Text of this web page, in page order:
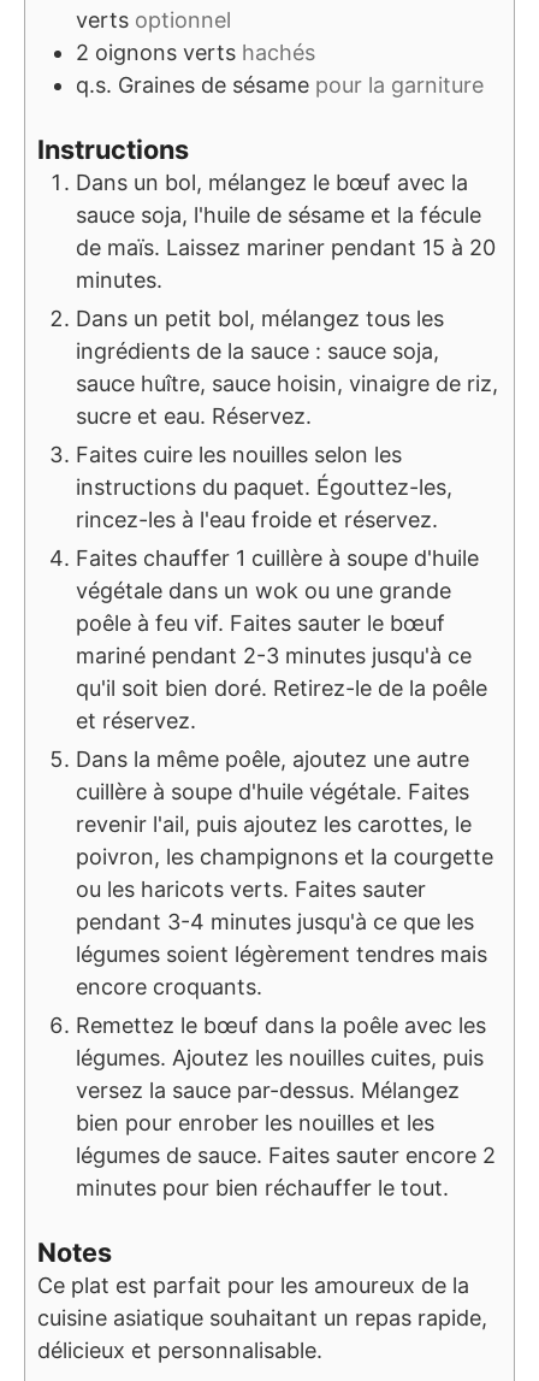
verts optionnel
2 oignons verts hachés
q.s. Graines de sésame pour la garniture
Instructions
Dans un bol, mélangez le bœuf avec la
sauce soja, l'huile de sésame et la fécule
de maïs. Laissez mariner pendant 15 à 20
minutes.
Dans un petit bol, mélangez tous les
ingrédients de la sauce : sauce soja,
sauce huître, sauce hoisin, vinaigre de riz,
sucre et eau. Réservez.
Faites cuire les nouilles selon les
instructions du paquet. Égouttez-les,
rincez-les à l'eau froide et réservez.
Faites chauffer 1 cuillère à soupe d'huile
végétale dans un wok ou une grande
poêle à feu vif. Faites sauter le bœuf
mariné pendant 2-3 minutes jusqu'à ce
qu'il soit bien doré. Retirez-le de la poêle
et réservez.
Dans la même poêle, ajoutez une autre
cuillère à soupe d'huile végétale. Faites
revenir l'ail, puis ajoutez les carottes, le
poivron, les champignons et la courgette
ou les haricots verts. Faites sauter
pendant 3-4 minutes jusqu'à ce que les
légumes soient légèrement tendres mais
encore croquants.
Remettez le bœuf dans la poêle avec les
légumes. Ajoutez les nouilles cuites, puis
versez la sauce par-dessus. Mélangez
bien pour enrober les nouilles et les
légumes de sauce. Faites sauter encore 2
minutes pour bien réchauffer le tout.
Notes
Ce plat est parfait pour les amoureux de la
cuisine asiatique souhaitant un repas rapide,
délicieux et personnalisable.